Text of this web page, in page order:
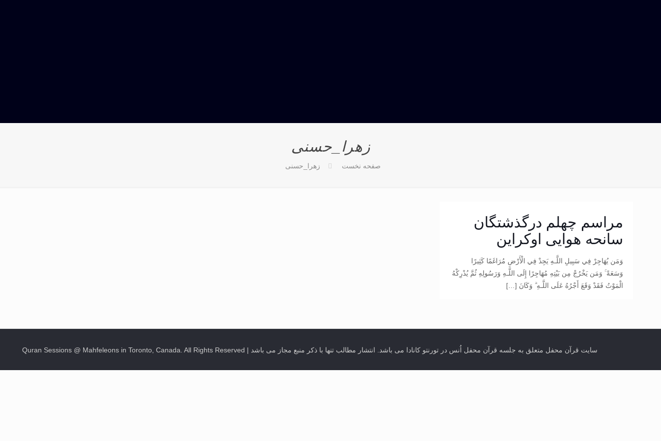
زهرا_حسنی
صفحه نخست زهرا_حسنی
مراسم چهلم درگذشتگان
سانحه هوایی اوکراین
وَمَن يُهَاجِرْ فِي سَبِيلِ اللَّـهِ يَجِدْ فِي الْأَرْضِ مُرَاغَمًا كَثِيرًا
وَسَعَةً ۚ وَمَن يَخْرُجْ مِن بَيْتِهِ مُهَاجِرًا إِلَى اللَّـهِ وَرَسُولِهِ ثُمَّ يُدْرِكْهُ
الْمَوْتُ فَقَدْ وَقَعَ أَجْرُهُ عَلَى اللَّـهِ ۗ وَكَانَ […]
سایت قرآن محفل متعلق به جلسه قرآن محفل اُنس در تورنتو کانادا می باشد. انتشار مطالب تنها با ذکر منبع مجاز می باشد | Quran Sessions @ Mahfeleons in Toronto, Canada. All Rights Reserved